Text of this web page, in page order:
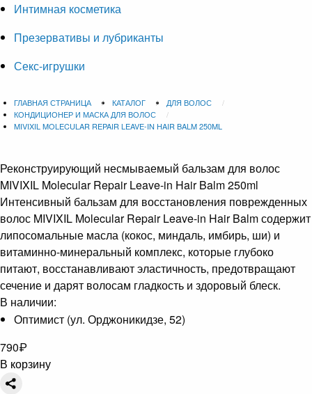
Интимная косметика
Презервативы и лубриканты
Секс-игрушки
ГЛАВНАЯ СТРАНИЦА КАТАЛОГ
ДЛЯ ВОЛОС
КОНДИЦИОНЕР И МАСКА ДЛЯ ВОЛОС
MIVIXIL MOLECULAR REPAIR LEAVE-IN HAIR BALM 250ML
Реконструирующий несмываемый бальзам для волос
MIVIXIL Molecular Repair Leave-in Hair Balm 250ml
Интенсивный бальзам для восстановления поврежденных
волос MIVIXIL Molecular Repair Leave-in Hair Balm содержит
липосомальные масла (кокос, миндаль, имбирь, ши) и
витаминно-минеральный комплекс, которые глубоко
питают, восстанавливают эластичность, предотвращают
сечение и дарят волосам гладкость и здоровый блеск.
В наличии:
Оптимист (ул. Орджоникидзе, 52)
790₽
В корзину